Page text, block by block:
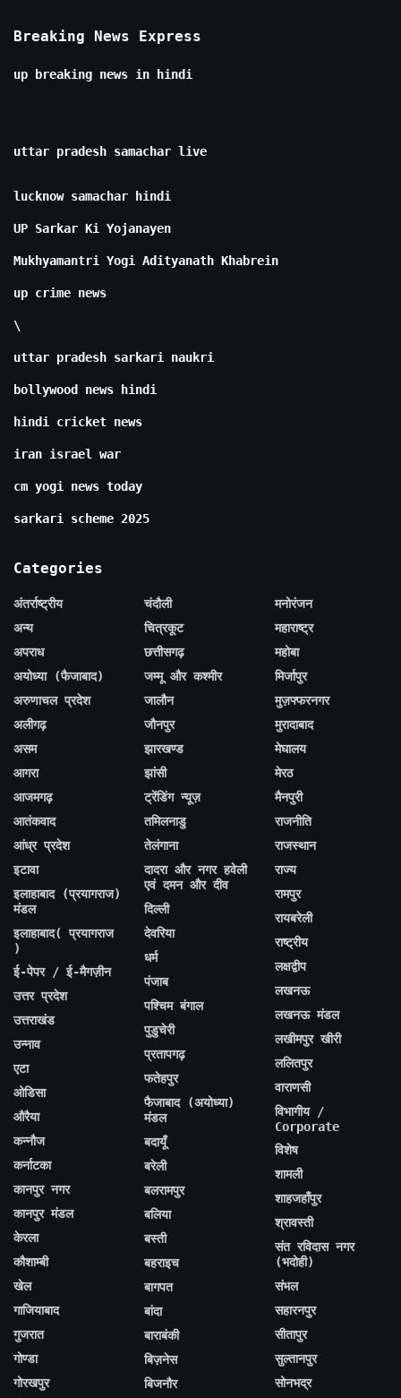
Breaking News Express
up breaking news in hindi
uttar pradesh samachar live
lucknow samachar hindi
UP Sarkar Ki Yojanayen
Mukhyamantri Yogi Adityanath Khabrein
up crime news
\
uttar pradesh sarkari naukri
bollywood news hindi
hindi cricket news
iran israel war
cm yogi news today
sarkari scheme 2025
Categories
अंतर्राष्ट्रीय
अन्य
अपराध
अयोध्या (फैजाबाद)
अरुणाचल प्रदेश
अलीगढ़
असम
आगरा
आजमगढ़
आतंकवाद
आंध्र प्रदेश
इटावा
इलाहाबाद (प्रयागराज)
मंडल
इलाहाबाद( प्रयागराज
)
ई-पेपर / ई-मैगज़ीन
उत्तर प्रदेश
उत्तराखंड
उन्नाव
एटा
ओडिसा
औरैया
कन्नौज
कर्नाटका
कानपुर नगर
कानपुर मंडल
केरला
कौशाम्बी
खेल
गाजियाबाद
गुजरात
गोण्डा
गोरखपुर
चंदौली
चित्रकूट
छत्तीसगढ़
जम्मू और कश्मीर
जालौन
जौनपुर
झारखण्ड
झांसी
ट्रेंडिंग न्यूज़
तमिलनाडु
तेलंगाना
दादरा और नगर हवेली
एवं दमन और दीव
दिल्ली
देवरिया
धर्म
पंजाब
पश्चिम बंगाल
पुडुचेरी
प्रतापगढ़
फतेहपुर
फैजाबाद (अयोध्या)
मंडल
बदायूँ
बरेली
बलरामपुर
बलिया
बस्ती
बहराइच
बागपत
बांदा
बाराबंकी
बिज़नेस
बिजनौर
मनोरंजन
महाराष्ट्र
महोबा
मिर्जापुर
मुज़फ्फरनगर
मुरादाबाद
मेघालय
मेरठ
मैनपुरी
राजनीति
राजस्थान
राज्य
रामपुर
रायबरेली
राष्ट्रीय
लक्षद्वीप
लखनऊ
लखनऊ मंडल
लखीमपुर खीरी
ललितपुर
वाराणसी
विभागीय /
Corporate
विशेष
शामली
शाहजहाँपुर
श्रावस्ती
संत रविदास नगर
(भदोही)
संभल
सहारनपुर
सीतापुर
सुल्तानपुर
सोनभद्र